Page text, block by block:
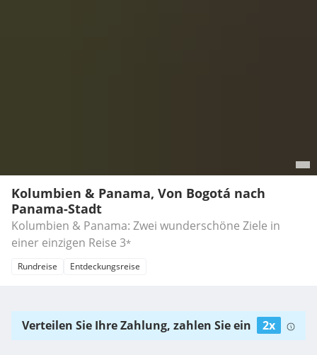
Kolumbien & Panama, Von Bogotá nach
Panama-Stadt
Kolumbien & Panama: Zwei wunderschöne Ziele in
einer einzigen Reise 3*
Rundreise Entdeckungsreise
Verteilen Sie Ihre Zahlung, zahlen Sie ein 2x